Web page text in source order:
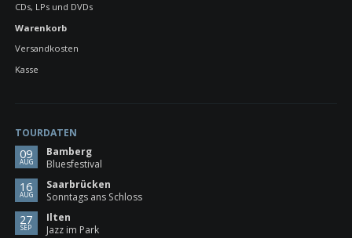
CDs, LPs und DVDs
Warenkorb
Versandkosten
Kasse
TOURDATEN
09
AUG
Bamberg
Bluesfestival
16
AUG
Saarbrücken
Sonntags ans Schloss
27
SEP
Ilten
Jazz im Park